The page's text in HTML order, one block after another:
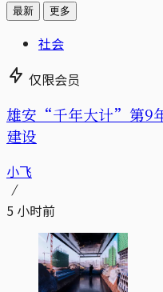
最新 更多
社会
仅限会员
雄安“千年大计”第9
建设
小飞
5 小时前